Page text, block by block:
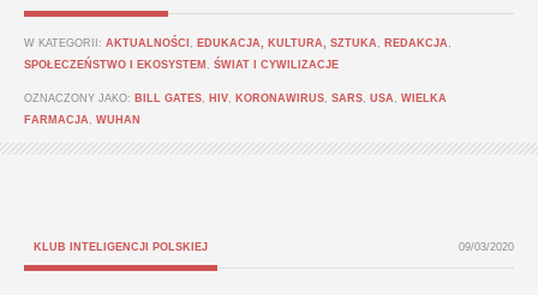
W KATEGORII: AKTUALNOŚCI EDUKACJA, KULTURA, SZTUKA REDAKCJA
SPOŁECZEŃSTWO I EKOSYSTEM
ŚWIAT I CYWILIZACJE
OZNACZONY JAKO: BILL GATES HIV KORONAWIRUS SARS USA
WIELKA
FARMACJA
WUHAN
KLUB INTELIGENCJI POLSKIEJ 09/03/2020